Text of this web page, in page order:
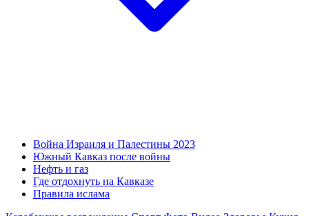
Война Израиля и Палестины 2023
Южный Кавказ после войны
Нефть и газ
Где отдохнуть на Кавказе
Правила ислама